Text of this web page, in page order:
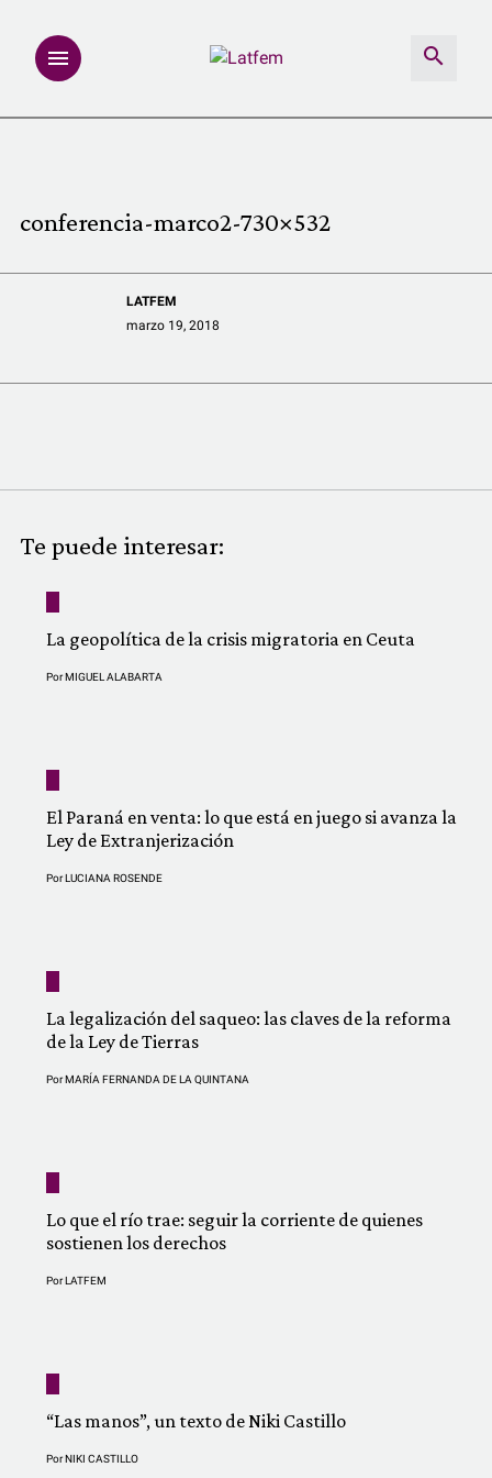
REDACCIÓN ABIERTA
LATFEMLAB.
QUIÉNES SOMOS
conferencia-marco2-730×532
LATFEM
marzo 19, 2018
Te puede interesar:
La geopolítica de la crisis migratoria en Ceuta
PorMIGUEL ALABARTA
El Paraná en venta: lo que está en juego si avanza la
Ley de Extranjerización
PorLUCIANA ROSENDE
La legalización del saqueo: las claves de la reforma
de la Ley de Tierras
PorMARÍA FERNANDA DE LA QUINTANA
Lo que el río trae: seguir la corriente de quienes
sostienen los derechos
PorLATFEM
“Las manos”, un texto de Niki Castillo
PorNIKI CASTILLO